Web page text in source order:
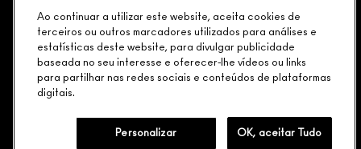
GERENCIAR COOKIES DO SITE
POLÍTICA DE PRIVACIDADE
TERMOS & CONDIÇÕES
POLÍTICA M·A·C CONTRA FALSIFICADOS
© MAKE-UP ART COSMETICS. TODOS OS DIREITOS
ELEGÂNCIA DISTRIBUIDORA DE COSMÉTICOS LTDA. |
Ao continuar a utilizar este website, aceita cookies de
terceiros ou outros marcadores utilizados para análises e
estatísticas deste website, para divulgar publicidade
baseada no seu interesse e oferecer-lhe vídeos ou links
para partilhar nas redes sociais e conteúdos de plataformas
digitais.
Personalizar OK, aceitar Tudo